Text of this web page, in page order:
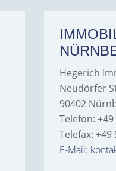
Hegerich
Neudörfer
90402
Telefon:
Telefax: +49
E-Mail: